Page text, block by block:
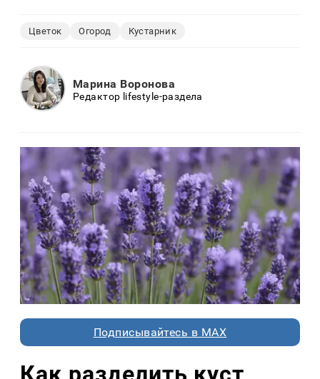
Цветок Огород Кустарник
Марина Воронова
Редактор lifestyle-раздела
Подписывайтесь в MAX